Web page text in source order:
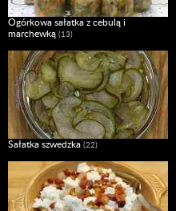
Ogórkowa sałatka z cebulą i
marchewką (13)
Sałatka szwedzka (22)